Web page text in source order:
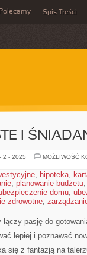
Polecamy Spis Treści
I
2 - 2025
MOŻLIWOŚĆ
, hipoteka,
, planowanie budżetu
domu,
zdrowotne,
pasję do
lepiej i poznawać
się z fantazją na